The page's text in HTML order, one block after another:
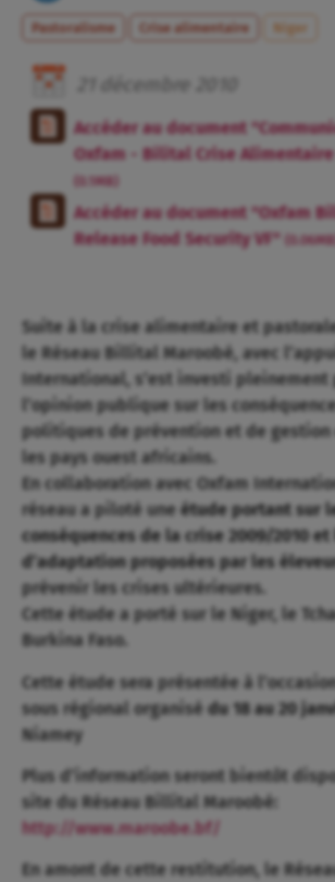
Pastoralisme Crise alimentaire Niger
décembre
Accéder au document
Oxfam - Bilital Crise
(0.1MB)
Accéder au document "Oxfam
Release Food Security VF"
(0.06MB)
Suite à la crise alimentaire et
le Réseau Billital Maroobé, avec
International, s’est investi pleinement
l’opinion publique sur les
politiques de prévention et de gestion
les pays ouest africains.
En collaboration avec Oxfam
réseau a piloté une étude portant sur
conséquences de la crise 2009/2010
d’adaptation proposées par les
prévenir les crises ultérieures.
Cette étude a porté sur le Niger, le
Burkina Faso.
Cette étude sera présentée à
sous régional organisédu 18 au 20
Niamey
Plus d’information seront bientôt
site du Réseau Billital Maroobé:
http://www.maroobe.bf/
En amont de cette restitution, le